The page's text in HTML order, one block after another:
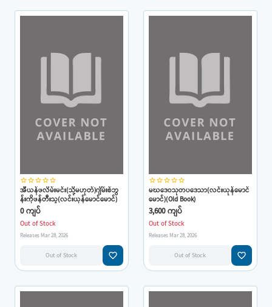
star_borderstar_borderstar_borderstar_borderstar_border
အီယန်ဖလိမ်းမင်း(သို့မဟုတ်)ဂျိမ်းစ်ဘွ
န်းကိုဖန်တီးသူ(လင်းယုန်မောင်မောင်)
0 ကျပ်
Out of Stock
Releases Mar 28, 2026
Out of Stock favorite_border
star_borderstar_borderstar_borderstar_borderstar_border
မဃဒေဝသုတပဒေသာ(လင်းယုန်မောင်
မောင်)(Old Book)
3,600 ကျပ်
Out of Stock
Releases Mar 28, 2026
Out of Stock favorite_border